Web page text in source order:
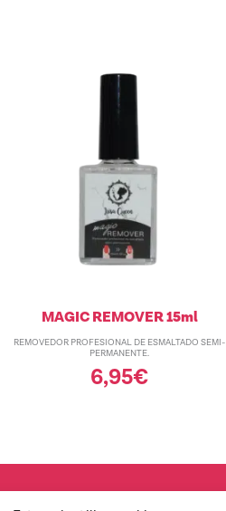
MAGIC REMOVER 15ml
REMOVEDOR PROFESIONAL DE ESMALTADO SEMI-
PERMANENTE.
6,95€